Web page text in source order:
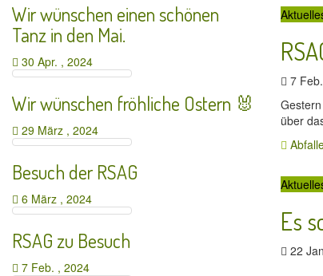
7
über
Es
22
Wir wünschen einen schönen
Tanz in den Mai.
30 Apr. , 2024
Wir wünschen fröhliche Ostern 🐰
29 März , 2024
Besuch der RSAG
6 März , 2024
RSAG zu Besuch
7 Feb. , 2024